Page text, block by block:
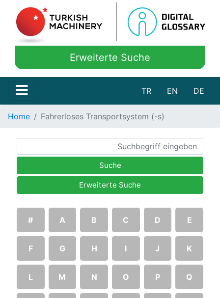
Erweiterte Suche
TR EN DE
Home Fahrerloses Transportsystem (-s)
Suche
Erweiterte Suche
# A B C D E
F G H I J K
L M N O P Q